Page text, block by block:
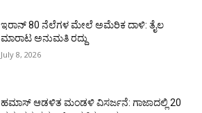
ಇರಾನ್‌ 80 ನೆಲೆಗಳ ಮೇಲೆ ಅಮೆರಿಕ ದಾಳಿ: ತೈಲ
ಮಾರಾಟ ಅನುಮತಿ ರದ್ದು
July 8, 2026
ಹಮಾಸ್ ಆಡಳಿತ ಮಂಡಳಿ ವಿಸರ್ಜನೆ: ಗಾಜಾದಲ್ಲಿ 20